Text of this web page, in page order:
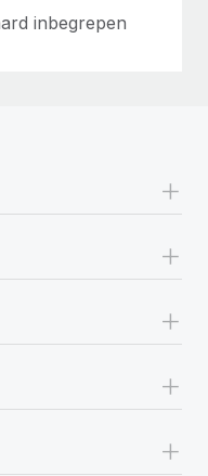
inbegrepen
+
+
+
+
+